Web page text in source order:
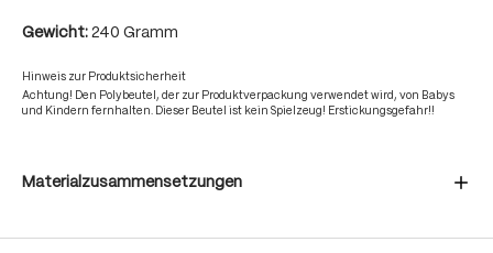
Gewicht: 240 Gramm
Hinweis zur Produktsicherheit
Achtung! Den Polybeutel, der zur Produktverpackung verwendet wird, von Babys
und Kindern fernhalten. Dieser Beutel ist kein Spielzeug! Erstickungsgefahr!!
Materialzusammensetzungen